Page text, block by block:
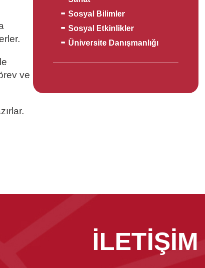
ve
Sosyal Bilimler
Sosyal Etkinlikler
Üniversite Danışmanlığı
İLETİŞİM